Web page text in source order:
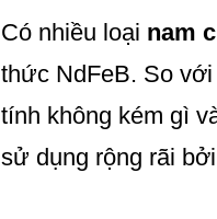
Có nhiều loại nam
thức NdFeB. So
tính không kém gì
sử dụng rộng rãi